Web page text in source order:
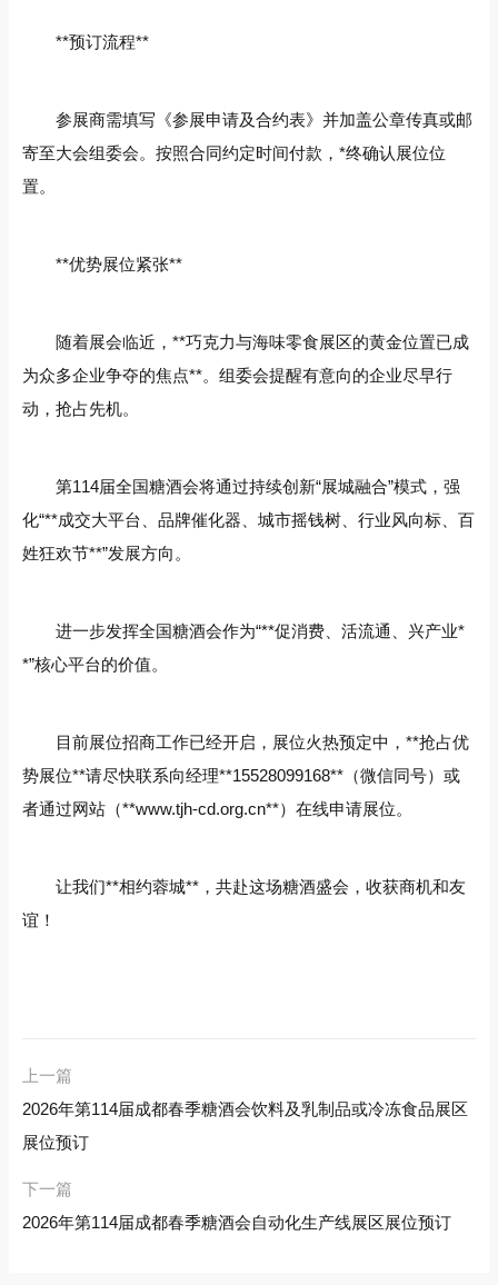
**预订流程**
参展商需填写《参展申请及合约表》并加盖公章传真或邮
寄至大会组委会。按照合同约定时间付款，*终确认展位位
置。
**优势展位紧张**
随着展会临近，**巧克力与海味零食展区的黄金位置已成
为众多企业争夺的焦点**。组委会提醒有意向的企业尽早行
动，抢占先机。
第114届全国糖酒会将通过持续创新“展城融合”模式，强
化“**成交大平台、品牌催化器、城市摇钱树、行业风向标、百
姓狂欢节**”发展方向。
进一步发挥全国糖酒会作为“**促消费、活流通、兴产业*
*”核心平台的价值。
目前展位招商工作已经开启，展位火热预定中，**抢占优
势展位**请尽快联系向经理**15528099168**（微信同号）或
者通过网站（**www.tjh-cd.org.cn**）在线申请展位。
让我们**相约蓉城**，共赴这场糖酒盛会，收获商机和友
谊！
上一篇
2026年第114届成都春季糖酒会饮料及乳制品或冷冻食品展区
展位预订
下一篇
2026年第114届成都春季糖酒会自动化生产线展区展位预订